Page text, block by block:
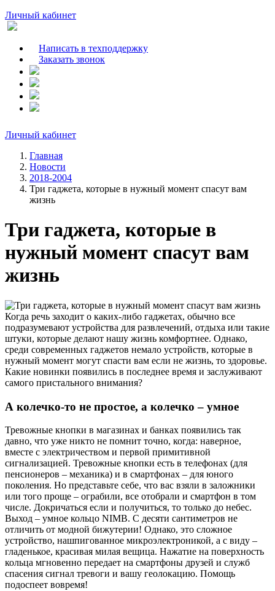
Личный кабинет
Написать в техподдержку
Заказать звонок
Личный кабинет
Главная
Новости
2018-2004
Три гаджета, которые в нужный момент спасут вам
жизнь
Три гаджета, которые в
нужный момент спасут вам
жизнь
Когда речь заходит о каких-либо гаджетах, обычно все
подразумевают устройства для развлечений, отдыха или такие
штуки, которые делают нашу жизнь комфортнее. Однако,
среди современных гаджетов немало устройств, которые в
нужный момент могут спасти вам если не жизнь, то здоровье.
Какие новинки появились в последнее время и заслуживают
самого пристального внимания?
А колечко-то не простое, а колечко – умное
Тревожные кнопки в магазинах и банках появились так
давно, что уже никто не помнит точно, когда: наверное,
вместе с электричеством и первой примитивной
сигнализацией. Тревожные кнопки есть в телефонах (для
пенсионеров – механика) и в смартфонах – для юного
поколения. Но представьте себе, что вас взяли в заложники
или того проще – ограбили, все отобрали и смартфон в том
числе. Докричаться если и получиться, то только до небес.
Выход – умное кольцо NIMB. С десяти сантиметров не
отличить от модной бижутерии! Однако, это сложное
устройство, нашпигованное микроэлектроникой, а с виду –
гладенькое, красивая милая вещица. Нажатие на поверхность
кольца мгновенно передает на смартфоны друзей и служб
спасения сигнал тревоги и вашу геолокацию. Помощь
подоспеет вовремя!